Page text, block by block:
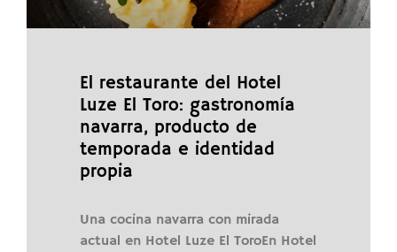
El restaurante del Hotel
Luze El Toro: gastronomía
navarra, producto de
temporada e identidad
propia
Una cocina navarra con mirada
actual en Hotel Luze El ToroEn Hotel